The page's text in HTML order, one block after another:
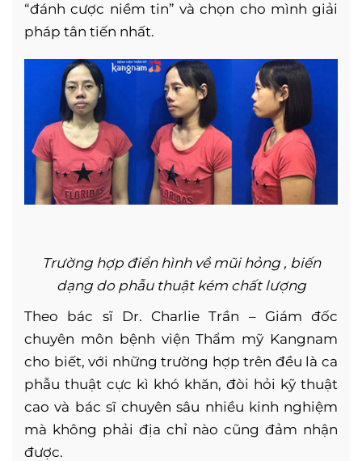
“đánh cược niềm tin” và chọn cho mình giải
pháp tân tiến nhất.
Trường hợp điển hình về mũi hỏng , biến
dạng do phẫu thuật kém chất lượng
Theo bác sĩ Dr. Charlie Trần – Giám đốc
chuyên môn bệnh viện Thẩm mỹ Kangnam
cho biết, với những trường hợp trên đều là ca
phẫu thuật cực kì khó khăn, đòi hỏi kỹ thuật
cao và bác sĩ chuyên sâu nhiều kinh nghiệm
mà không phải địa chỉ nào cũng đảm nhận
được.